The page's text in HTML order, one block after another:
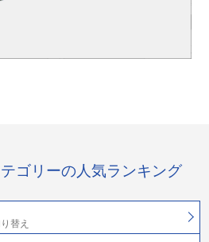
テゴリーの人気ランキング
替え